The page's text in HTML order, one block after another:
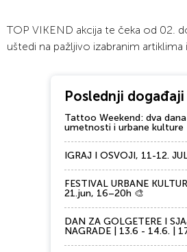
TOP VIKEND akcija te čeka od 02.
uštedi na pažljivo izabranim
Poslednji događaji
Tattoo Weekend: dva
umetnosti i urbane kulture
IGRAJ I OSVOJI, 11-12.
FESTIVAL URBANE
21.jun, 16–20h 🎨
DAN ZA GOLGETERE I
NAGRADE | 13.6 - 14.6. |